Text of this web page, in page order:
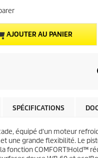
AJOUTER AU PANIER
SPÉCIFICATIONS
équipé d'un moteur
une grande flexibilité. Le
fonction